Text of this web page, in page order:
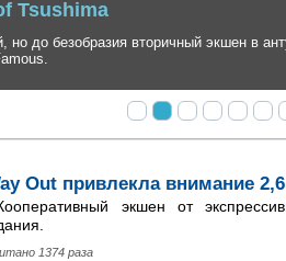
Out привлекла внимание
экшен от
1374 раза